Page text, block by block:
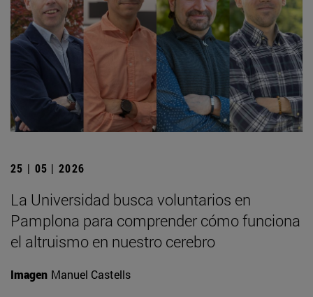
25 | 05 | 2026
La Universidad busca voluntarios en
Pamplona para comprender cómo funciona
el altruismo en nuestro cerebro
Imagen Manuel Castells